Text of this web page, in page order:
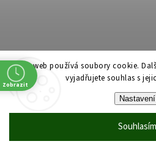
Tento web používá soubory cookie.
vyjadřujete souhlas s
Nastavení
Souhlasím
Kost sépiová LIVING WORLD s
Sépiová kost s kovovým držátkem pro andulky a korely.
Zobrazit